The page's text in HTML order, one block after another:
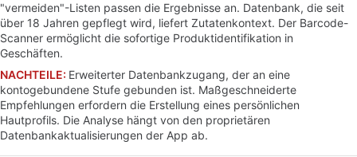
"vermeiden"-Listen passen die Ergebnisse an. Datenbank, die seit
über 18 Jahren gepflegt wird, liefert Zutatenkontext. Der Barcode-
Scanner ermöglicht die sofortige Produktidentifikation in
Geschäften.
NACHTEILE: Erweiterter Datenbankzugang, der an eine
kontogebundene Stufe gebunden ist. Maßgeschneiderte
Empfehlungen erfordern die Erstellung eines persönlichen
Hautprofils. Die Analyse hängt von den proprietären
Datenbankaktualisierungen der App ab.